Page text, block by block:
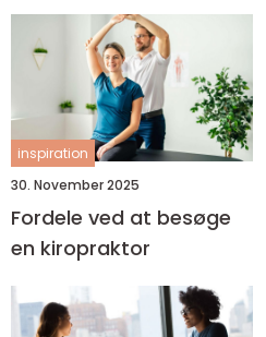
inspiration
30. November 2025
Fordele ved at besøge
en kiropraktor